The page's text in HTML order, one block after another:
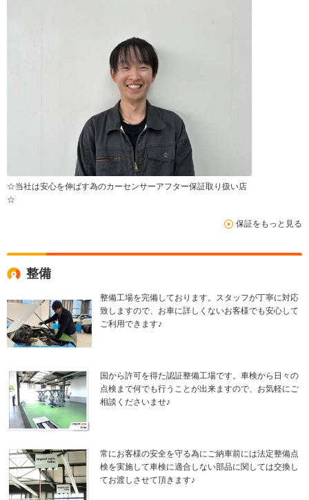
☆当社は安心を伸ばす為のカーセンサーアフター保証取り扱い店
☆
保証をもっと見る
整備
整備工場を完備しております。スタッフが丁寧に対応
致しますので、お車に詳しくないお客様でも安心して
ご利用できます♪
国から許可を得た認証整備工場です。車検から日々の
点検まで何でも行うことが出来ますので、お気軽にご
相談くださいませ♪
常にお客様の安全を守る為にご納車前には法定整備点
検を実施して車検に適合しない部品に関しては交換し
てお渡しさせて頂きます♪